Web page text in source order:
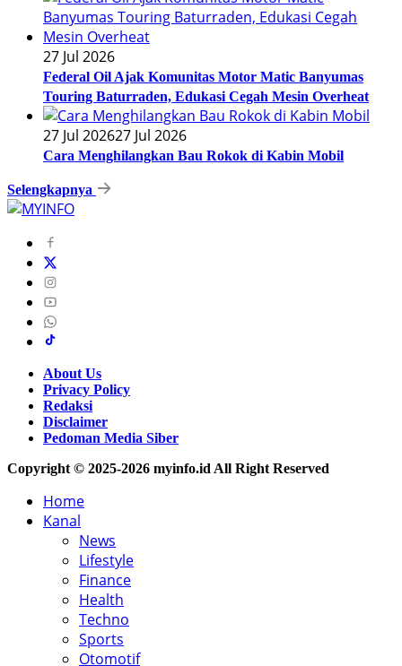
27 Jul 2026
Federal Oil Ajak Komunitas Motor Matic Banyumas
Touring Baturraden, Edukasi Cegah Mesin Overheat
27 Jul 202627 Jul 2026
Cara Menghilangkan Bau Rokok di Kabin Mobil
Selengkapnya
About Us
Privacy Policy
Redaksi
Disclaimer
Pedoman Media Siber
Copyright © 2025-2026 myinfo.id All Right Reserved
Home
Kanal
News
Lifestyle
Finance
Health
Techno
Sports
Otomotif